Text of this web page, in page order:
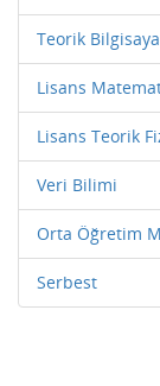
Teorik
Lisans
Lisans Teorik
Veri Bilimi
Orta Öğretim
Serbest